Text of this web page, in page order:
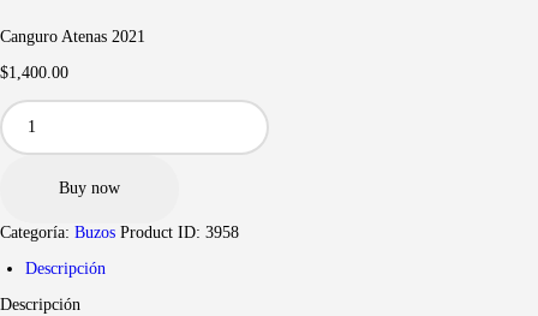
Canguro Atenas 2021
$1,400 00
Canguro
Atenas
2021
Buy now
Categoría: Buzos Product ID: 3958
Descripción
Descripción